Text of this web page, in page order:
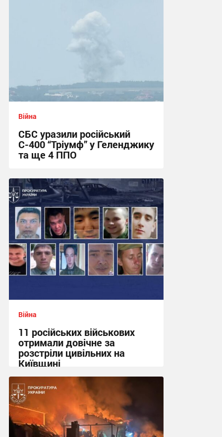
Війна
СБС уразили російський
С-400 “Тріумф” у Геленджику
та ще 4 ППО
12:11 сьогодні
Війна
11 російських військових
отримали довічне за
розстріли цивільних на
Київщині
23:09 вчора